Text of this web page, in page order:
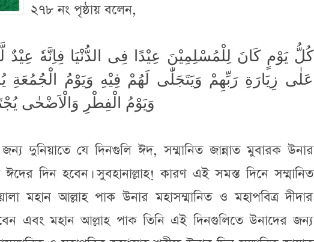
২৭৮ নং পৃষ্ঠায় বলেন,
كُلُّ يَوْمٍ كَانَ لِلْمُسْلِمِيْنَ عِيْدًا فِى الدُّنْيَا فِاِنَّهٗ عِيْدٌ
عَلٰى زِيَارَةِ رَبِّهِمْ وَيَتَجَلّٰى لَهُمْ فِيْهِ وَيَوْمُ الْجُمُعَةِ
وَيَوْمُ الْفِطْرِ وَالْاَضْحٰى
দুনিয়াতে যে দিনগুলি ঈদ, সম্মানিত জান্নাত মুবারক উনার
দিন হবেন। সুবহানাল্লাহ! কারণ এই সমস্ত দিনে সম্মানিত
মহান আল্লাহ পাক উনার মহাসম্মানিত ও মহাপবিত্র দীদার
এবং মহান আল্লাহ পাক তিনি এই দিনগুলিতে উনাদের জন্য